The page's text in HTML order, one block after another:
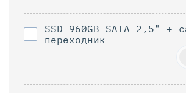
SSD 960GB SAТА 2,5" +
переходник